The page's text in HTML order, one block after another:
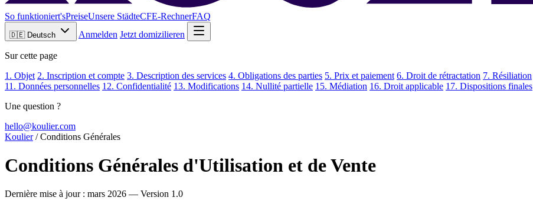
So funktioniert'sPreiseUnsere StädteCFE-RechnerFAQ
🇩🇪 Deutsch Anmelden Jetzt domizilieren
Sur cette page
1. Objet 2. Inscription et compte 3. Description des services 4. Obligations des parties 5. Prix et paiement 6. Droit de rétractation 7. Résiliation
11. Données personnelles 12. Confidentialité 13. Modifications 14. Nullité partielle 15. Médiation 16. Droit applicable 17. Dispositions finales
Une question ?
hello@koulier.com
Koulier / Conditions Générales
Conditions Générales d'Utilisation et de Vente
Dernière mise à jour : mars 2026 — Version 1.0